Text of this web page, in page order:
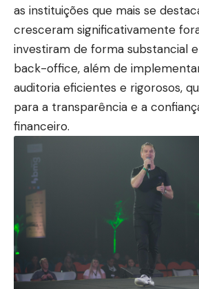
as instituições que mais se
cresceram significativamente
investiram de forma substancial
back-office, além de
auditoria eficientes e rigorosos,
para a transparência e a
financeiro.